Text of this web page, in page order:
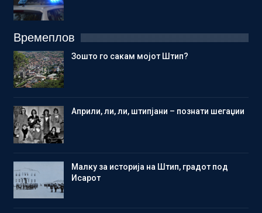
Времеплов
Зошто го сакам мојот Штип?
Aприли, ли, ли, штипјани – познати шегаџии
Малку за историја на Штип, градот под
Исарот